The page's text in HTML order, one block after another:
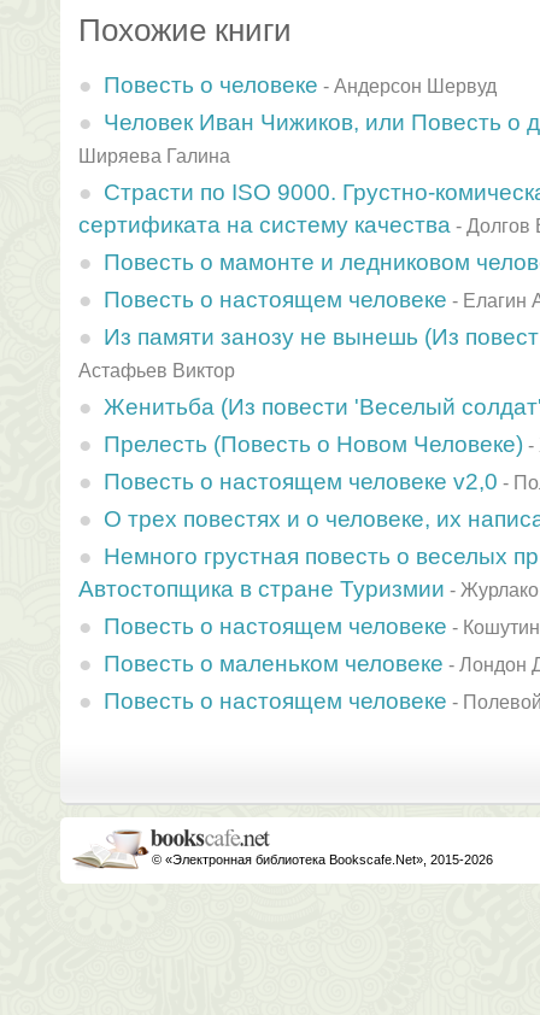
Похожие книги
Повесть о человеке - Андерсон Шервуд
Человек Иван Чижиков, или Повесть о
Ширяева Галина
Страсти по ISO 9000. Грустно-
сертификата на систему качества - Долгов
Повесть о мамонте и ледниковом
Повесть о настоящем человеке - Елагин
Из памяти занозу не вынешь (Из
Астафьев Виктор
Женитьба (Из повести 'Веселый
Прелесть (Повесть о Hовом Человеке) -
Повесть о настоящем человеке v2,0 -
О трех повестях и о человеке, их
Немного грустная повесть о веселых
Автостопщика в стране Туризмии -
Повесть о настоящем человеке -
Повесть о маленьком человеке - Лондон
Повесть о настоящем человеке -
© «Электронная библиотека Bookscafe.Net», 2015-2026